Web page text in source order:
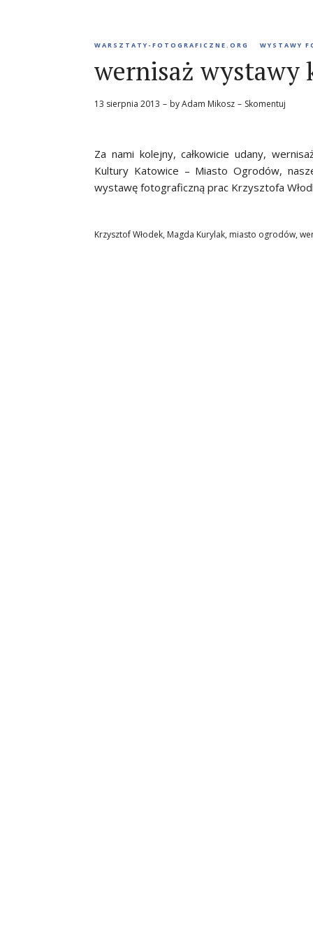
WARSZTATY-FOTOGRAFICZNE.ORG WYSTAWY
wernisaż wystawy
13 sierpnia 2013 byAdam Mikosz Skomentuj
Za nami kolejny, całkowicie udany,
Kultury Katowice – Miasto Ogrodów,
wystawę fotograficzną prac Krzysztofa
Krzysztof Włodek, Magda Kurylak, miasto ogrodów,